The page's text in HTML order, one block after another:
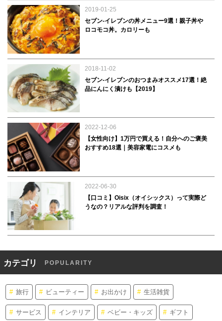
2019-01-25
セブン-イレブンの丼メニュー9選！親子丼や
ロコモコ丼。カロリーも
2018-11-02
セブン-イレブンのおつまみオススメ17選！絶
品にんにく漬けも【2019】
2022-12-06
【女性向け】1万円で買える！自分へのご褒美
おすすめ18選｜美容家電にコスメも
2022-06-30
【口コミ】Oisix（オイシックス）って実際ど
うなの？リアルな評判を調査！
カテゴリ POPULARITY
旅行 ビューティー お出かけ 生活雑貨
サービス インテリア ベビー・キッズ ギフト